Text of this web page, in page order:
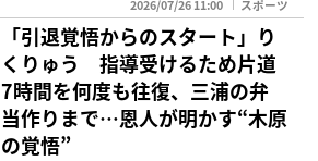
2026/07/26 11:00 スポーツ
「引退覚悟からのスタート」り
くりゅう 指導受けるため片道
7時間を何度も往復、三浦の弁
当作りまで…恩人が明かす“木原
の覚悟”